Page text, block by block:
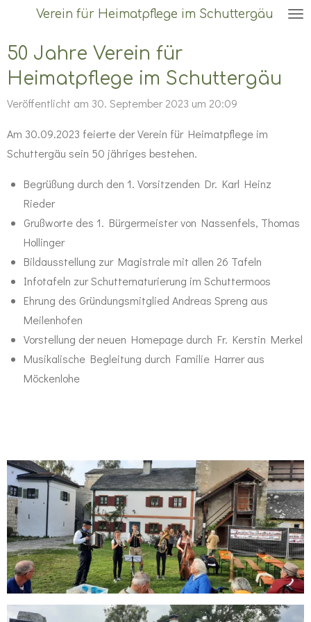
springen
Verein für Heimatpflege im Schuttergäu
50 Jahre Verein für
Heimatpflege im Schuttergäu
Veröffentlicht am 30. September 2023 um 20:09
Am 30.09.2023 feierte der Verein für Heimatpflege im
Schuttergäu sein 50 jähriges bestehen.
Begrüßung durch den 1. Vorsitzenden Dr. Karl Heinz
Rieder
Grußworte des 1. Bürgermeister von Nassenfels, Thomas
Hollinger
Bildausstellung zur Magistrale mit allen 26 Tafeln
Infotafeln zur Schutternaturierung im Schuttermoos
Ehrung des Gründungsmitglied Andreas Spreng aus
Meilenhofen
Vorstellung der neuen Homepage durch Fr. Kerstin Merkel
Musikalische Begleitung durch Familie Harrer aus
Möckenlohe